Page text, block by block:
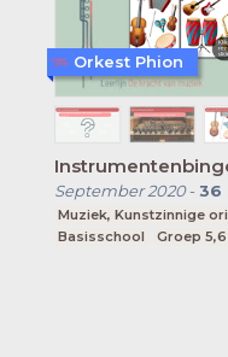
September 2020- 36
Muziek, Kunstzinnige
Basisschool
Groep 5,6
Orkest Phion